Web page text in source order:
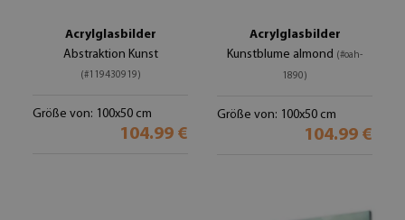
Acrylglasbilder
Abstraktion Kunst
(#119430919)
Größe von: 100x50 cm
104.99 €
Acrylglasbilder
Kunstblume almond (#oah-
1890)
Größe von: 100x50 cm
104.99 €